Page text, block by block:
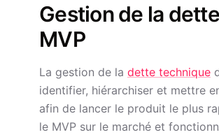
Gestion de la
MVP
La gestion de la dette technique
identifier, hiérarchiser et mettre
afin de lancer le produit le plus
le MVP sur le marché et